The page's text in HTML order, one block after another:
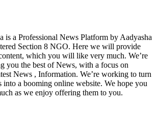
is a Professional News Platform by Aadyasha
Section 8 NGO. Here we will provide
which you will like very much. We’re
you the best of News, with a focus on
News , Information. We’re working to turn
into a booming online website. We hope you
as we enjoy offering them to you.